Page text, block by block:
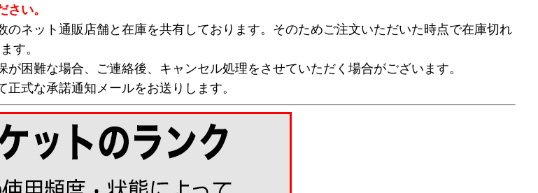
い。
のネット通販店舗と在庫を共有しております。そのためご注文いただいた時点で在庫切れ
す。
が困難な場合、ご連絡後、キャンセル処理をさせていただく場合がございます。
式な承諾通知メールをお送りします。